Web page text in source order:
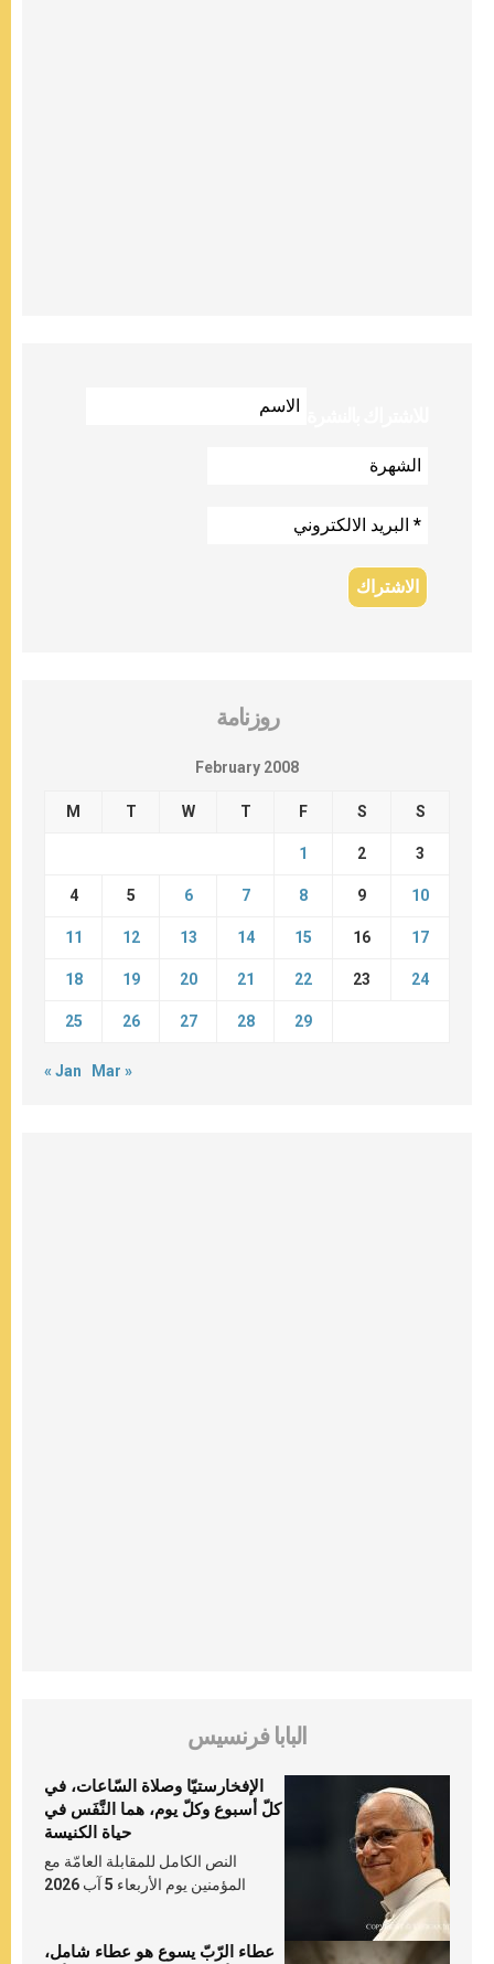
روزنامة
February 2008
M T W T F S S
1 2 3
4 5 6 7 8 9 10
11 12 13 14 15 16 17
18 19 20 21 22 23 24
25 26 27 28 29
« Jan Mar »
البابا فرنسيس
الإفخارستيّا وصلاة السّاعات، في
كلّ أسبوع وكلّ يوم، هما النَّفَس في
حياة الكنيسة
النص الكامل للمقابلة العامّة مع
المؤمنين يوم الأربعاء 5 آب 2026
عطاء الرّبّ يسوع هو عطاء شامل،